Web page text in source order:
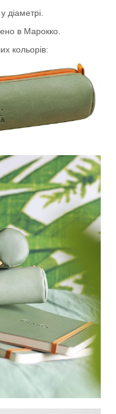
в Марокко.
кольорів: